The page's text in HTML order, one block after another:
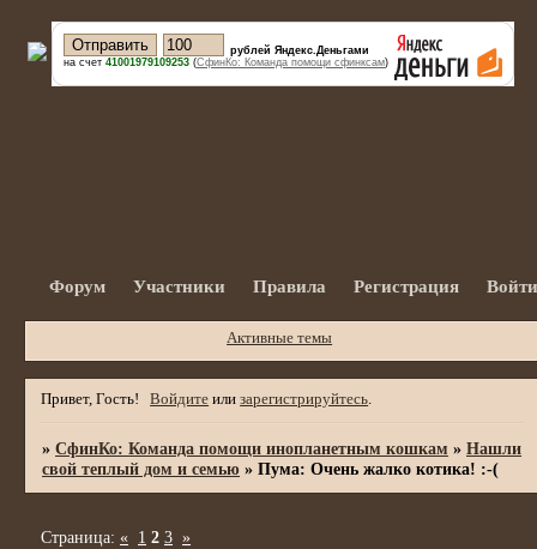
рублей Яндекс.Деньгами
на счет 41001979109253 (СфинКо: Команда помощи сфинксам)
Форум Участники Правила Регистрация
Активные темы
Привет, Гость! Войдите илизарегистрируйтесь.
»СфинКо: Команда помощи инопланетным кошкам »Нашли
свой теплый дом и семью »Пума: Очень жалко котика! :-(
Страница:« 1 2 3 »